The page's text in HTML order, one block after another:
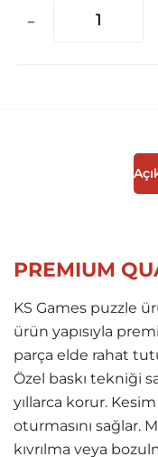
-
PREMIUM
KS Games puzzle
ürün yapısıyla
parça elde rahat
Özel baskı tekniği
yıllarca korur.
oturmasını sağlar.
kıvrılma veya